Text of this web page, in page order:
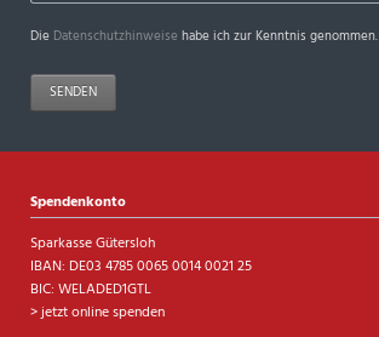
Die Datenschutzhinweise habe ich zur Kenntnis genommen.
SENDEN
Spendenkonto
Sparkasse Gütersloh
IBAN: DE03 4785 0065 0014 0021 25
BIC: WELADED1GTL
> jetzt online spenden